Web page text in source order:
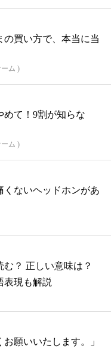
の買い方で、本当に当
ム )
めて！9割が知らな
ム )
くないヘッドホンがあ
？ 正しい意味は？
表現も解説
お願いいたします。」